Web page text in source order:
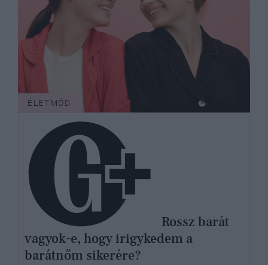
ÉLETMÓD
vagyok-e, hogy irigykedem a
barátnőm sikerére?